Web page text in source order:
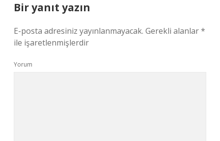
Bir yanıt yazın
E-posta adresiniz yayınlanmayacak. Gerekli alanlar*
ile işaretlenmişlerdir
Yorum